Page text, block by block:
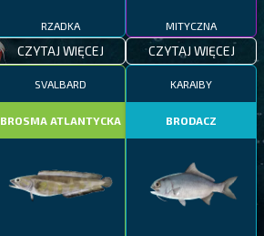
RZADKA
CZYTAJ WIĘCEJ
MITYCZNA
CZYTAJ WIĘCEJ
SVALBARD
BROSMA ATLANTYCKA
KARAIBY
BRODACZ